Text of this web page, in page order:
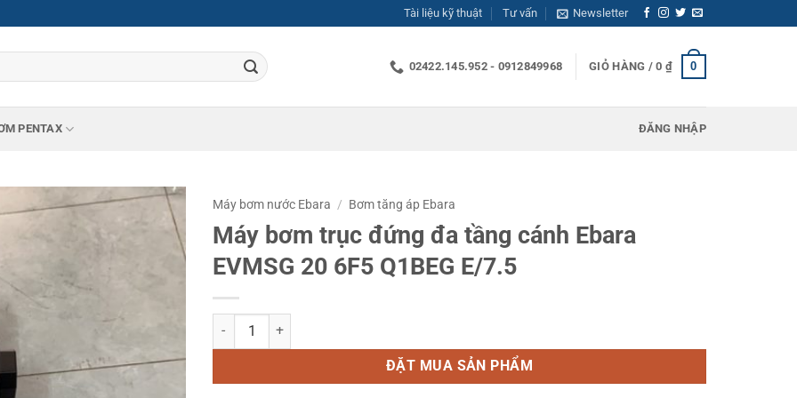
Tài liệu kỹ thuật Tư vấn Newsletter
02422.145.952 - 0912849968 GIỎ HÀNG /0 ₫ 0
PENTAX ĐĂNG NHẬP
Máy bơm nước Ebara / Bơm tăng áp Ebara
Máy bơm trục đứng đa tầng cánh Ebara
EVMSG 20 6F5 Q1BEG E/7.5
Máy bơm trục đứng đa tầng cánh Ebara EVMSG 20 6F5 Q1BEG E/7.5 số lượng
ĐẶT MUA SẢN PHẨM